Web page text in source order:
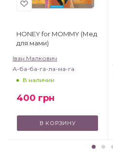
HONEY for MOMMY (Мед
для мами)
Іван Малкович
А-ба-ба-га-ла-ма-га
В наличии
400 грн
В КОРЗИНУ